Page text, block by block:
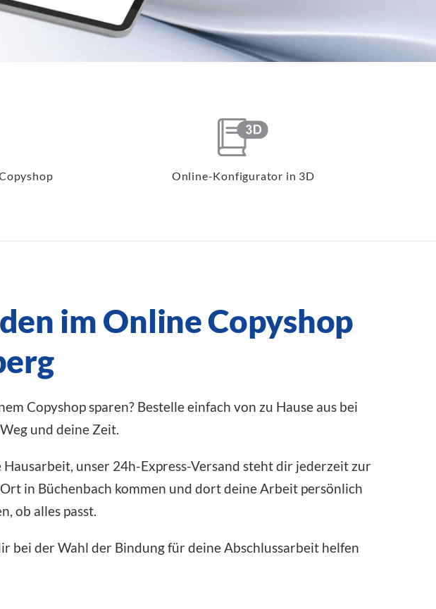
Online-Konfigurator in 3D
im Online Copyshop
Copyshop sparen? Bestelle einfach von zu Hause aus bei
und deine Zeit.
unser 24h-Express-Versand steht dir jederzeit zur
in Büchenbach kommen und dort deine Arbeit persönlich
ob alles passt.
bei der Wahl der Bindung für deine Abschlussarbeit helfen